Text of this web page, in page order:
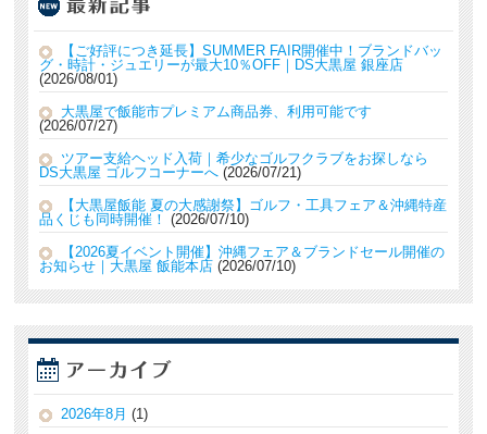
【ご好評につき延長】SUMMER FAIR開催中！ブランドバッ
グ・時計・ジュエリーが最大10％OFF｜DS大黒屋 銀座店
2026/08/01
大黒屋で飯能市プレミアム商品券、利用可能です
2026/07/27
ツアー支給ヘッド入荷｜希少なゴルフクラブをお探しなら
DS大黒屋 ゴルフコーナーへ 2026/07/21
【大黒屋飯能 夏の大感謝祭】ゴルフ・工具フェア＆沖縄特産
品くじも同時開催！
2026/07/10
【2026夏イベント開催】沖縄フェア＆ブランドセール開催の
お知らせ｜大黒屋 飯能本店 2026/07/10
2026年8月 (1)